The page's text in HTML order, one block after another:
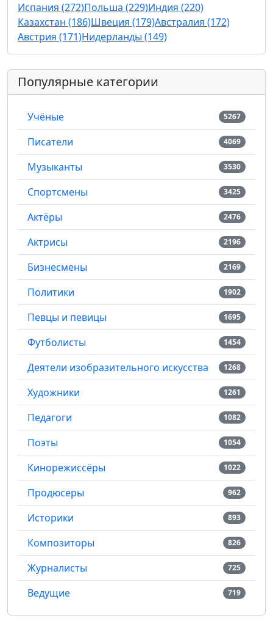
Испания (272)Польша (229)Индия (220)
Казахстан (186)Швеция (179)Австралия (172)
Австрия (171)Нидерланды (149)
Популярные категории
Учёные 5267
Писатели 4069
Музыканты 3530
Спортсмены 3425
Актёры 2476
Актрисы 2196
Бизнесмены 2169
Политики 1902
Певцы и певицы 1695
Футболисты 1454
Деятели изобразительного искусства 1268
Художники 1261
Педагоги 1082
Поэты 1054
Кинорежиссёры 1022
Продюсеры 962
Историки 893
Композиторы 826
Журналисты 725
Ведущие 719